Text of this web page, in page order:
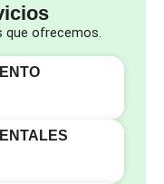
que ofrecemos.